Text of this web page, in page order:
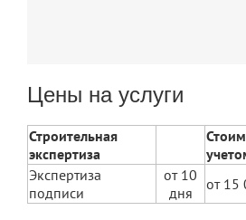
Цены на услуги
Строительная
экспертиза
Экспертиза
подписи
от 10
дня
от 15